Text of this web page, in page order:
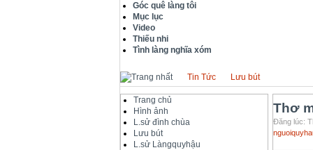
Góc quê làng tôi
Mục lục
Video
Thiếu nhi
Tình làng nghĩa xóm
Tin Tức Lưu bút
Trang chủ
Hình ảnh
L.sử đình chùa
Lưu bút
L.sử Làngquyhậu
Thơ
Đăng lúc: